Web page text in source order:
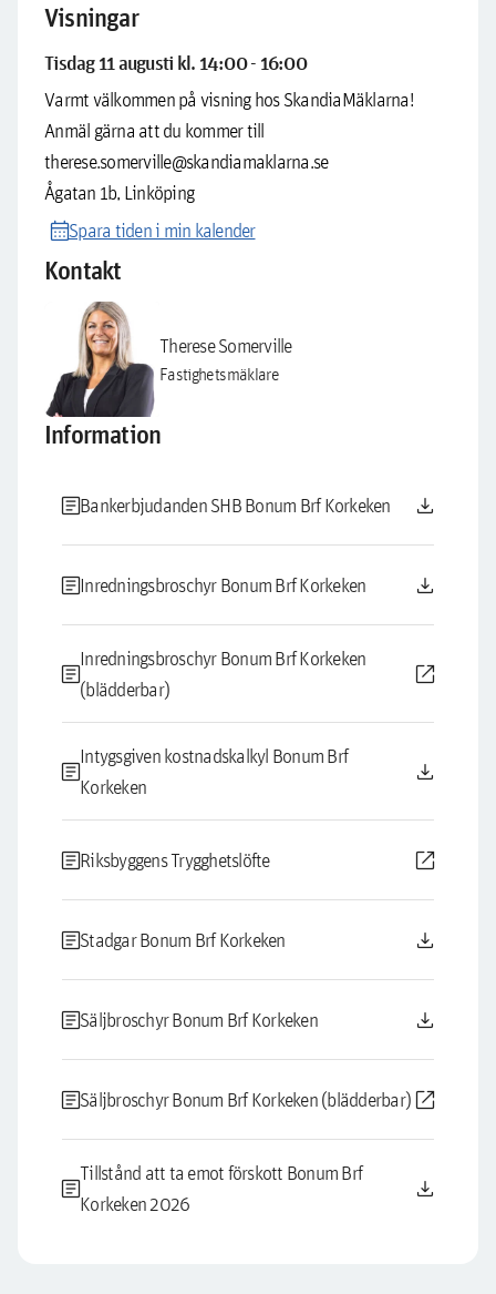
Visningar
Tisdag 11 augusti kl. 14:00 - 16:00
Varmt välkommen på visning hos SkandiaMäklarna!
Anmäl gärna att du kommer till
therese.somerville@skandiamaklarna.se
Ågatan 1b, Linköping
calendar_monthSpara tiden i min kalender
Kontakt
Therese Somerville
Fastighetsmäklare
Information
articleBankerbjudanden SHB Bonum Brf Korkeken download
articleInredningsbroschyr Bonum Brf Korkeken download
article
Inredningsbroschyr Bonum Brf Korkeken
(blädderbar)
open_in_new
article
Intygsgiven kostnadskalkyl Bonum Brf
Korkeken
download
articleRiksbyggens Trygghetslöfte open_in_new
articleStadgar Bonum Brf Korkeken download
articleSäljbroschyr Bonum Brf Korkeken download
articleSäljbroschyr Bonum Brf Korkeken (blädderbar)open_in_new
article
Tillstånd att ta emot förskott Bonum Brf
Korkeken 2026
download